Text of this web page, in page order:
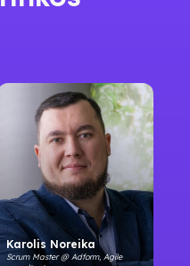
Karolis Noreika
Scrum Master @ Adform, Agile